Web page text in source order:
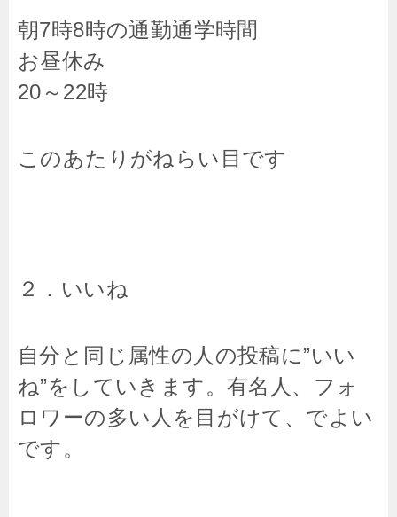
朝7時8時の通勤通学時間
お昼休み
20～22時
このあたりがねらい目です
２．いいね
自分と同じ属性の人の投稿に”いい
ね”をしていきます。有名人、フォ
ロワーの多い人を目がけて、でよい
です。